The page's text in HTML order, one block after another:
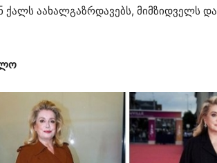
ქალს აახალგაზრდავებს, მიმზიდველს და